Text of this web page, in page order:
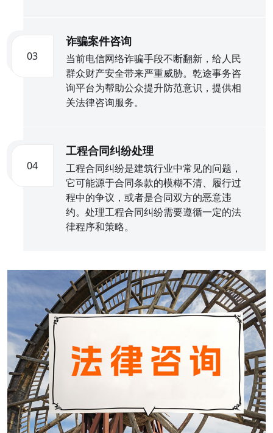
03
诈骗案件咨询
当前电信网络诈骗手段不断翻新，给人民
群众财产安全带来严重威胁。乾途事务咨
询平台为帮助公众提升防范意识，提供相
关法律咨询服务。
04
工程合同纠纷处理
工程合同纠纷是建筑行业中常见的问题，
它可能源于合同条款的模糊不清、履行过
程中的争议，或者是合同双方的恶意违
约。处理工程合同纠纷需要遵循一定的法
律程序和策略。